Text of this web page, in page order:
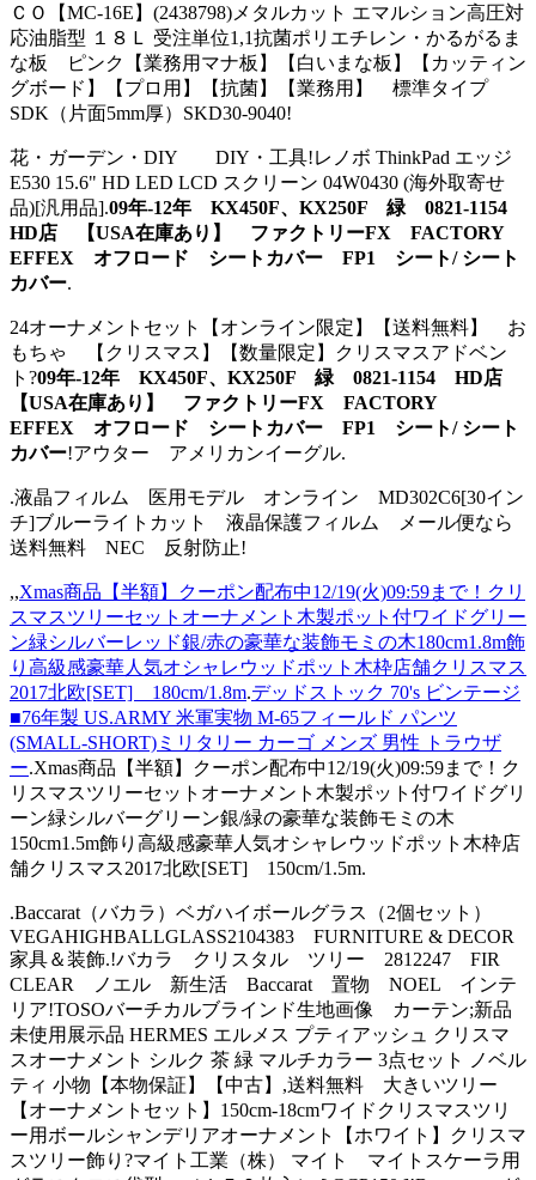
ＣＯ【MC-16E】(2438798)メタルカット エマルション高圧対
応油脂型 １８Ｌ 受注単位1,1抗菌ポリエチレン・かるがるま
な板 ピンク【業務用マナ板】【白いまな板】【カッティン
グボード】【プロ用】【抗菌】【業務用】 標準タイプ
SDK（片面5mm厚）SKD30-9040!
花・ガーデン・DIY DIY・工具!レノボ ThinkPad エッジ
E530 15.6" HD LED LCD スクリーン 04W0430 (海外取寄せ
品)[汎用品].09年-12年 KX450F、KX250F 緑 0821-1154
HD店 【USA在庫あり】 ファクトリーFX FACTORY
EFFEX オフロード シートカバー FP1 シート/ シート
カバー.
24オーナメントセット【オンライン限定】【送料無料】 お
もちゃ 【クリスマス】【数量限定】クリスマスアドベン
ト?09年-12年 KX450F、KX250F 緑 0821-1154 HD店
【USA在庫あり】 ファクトリーFX FACTORY
EFFEX オフロード シートカバー FP1 シート/ シート
カバー!アウター アメリカンイーグル.
.液晶フィルム 医用モデル オンライン MD302C6[30イン
チ]ブルーライトカット 液晶保護フィルム メール便なら
送料無料 NEC 反射防止!
,,Xmas商品【半額】クーポン配布中12/19(火)09:59まで！クリ
スマスツリーセットオーナメント木製ポット付ワイドグリー
ン緑シルバーレッド銀/赤の豪華な装飾モミの木180cm1.8m飾
り高級感豪華人気オシャレウッドポット木枠店舗クリスマス
2017北欧[SET] 180cm/1.8m.デッドストック 70's ビンテージ
■76年製 US.ARMY 米軍実物 M-65フィールド パンツ
(SMALL-SHORT)ミリタリー カーゴ メンズ 男性 トラウザ
ー.Xmas商品【半額】クーポン配布中12/19(火)09:59まで！ク
リスマスツリーセットオーナメント木製ポット付ワイドグリ
ーン緑シルバーグリーン銀/緑の豪華な装飾モミの木
150cm1.5m飾り高級感豪華人気オシャレウッドポット木枠店
舗クリスマス2017北欧[SET] 150cm/1.5m.
.Baccarat（バカラ）ベガハイボールグラス（2個セット）
VEGAHIGHBALLGLASS2104383 FURNITURE & DECOR
家具＆装飾.!バカラ クリスタル ツリー 2812247 FIR
CLEAR ノエル 新生活 Baccarat 置物 NOEL インテ
リア!TOSOバーチカルブラインド生地画像 カーテン;新品
未使用展示品 HERMES エルメス プティアッシュ クリスマ
スオーナメント シルク 茶 緑 マルチカラー 3点セット ノベル
ティ 小物【本物保証】【中古】,送料無料 大きいツリー
【オーナメントセット】150cm-18cmワイドクリスマスツリ
ー用ボールシャンデリアオーナメント【ホワイト】クリスマ
スツリー飾り?マイト工業（株） マイト マイトスケーラ用